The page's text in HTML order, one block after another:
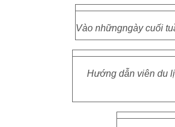
Vào nhữngngày cuối
Hướng dẫn viên du